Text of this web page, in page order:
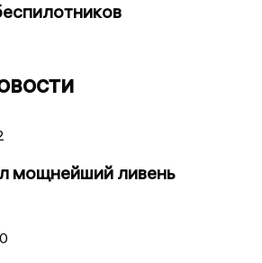
мощнейший ливень